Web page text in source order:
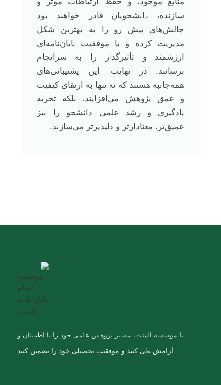
سازنده، دانشجویان قادر خواهند بود
چالش‌های پیش رو را به بهترین شکل
مدیریت کرده و با موفقیت پایان‌نامه‌ای
ارزشمند و تأثیرگذار را به سرانجام
برسانند. در نهایت، این پشتیبانی‌های
همه‌جانبه هستند که نه تنها به ارتقای کیفیت
و عمق پژوهش می‌افزایند، بلکه تجربه
یادگیری و رشد علمی دانشجو را نیز
عمیق‌تر، معنادارتر و دلپذیرتر می‌سازند.
با موسسه المنت، مسیر پژوهش علمی خود را با اطمینان و